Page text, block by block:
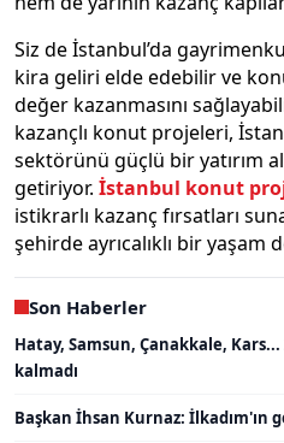
Siz de İstanbul’da
kira geliri elde edebilir ve
değer kazanmasını
kazançlı konut projeleri,
sektörünü güçlü bir yatırım
getiriyor. İstanbul konut
istikrarlı kazanç fırsatları
şehirde ayrıcalıklı bir yaşam
Son Haberler
Hatay, Samsun, Çanakkale,
kalmadı
Başkan İhsan Kurnaz: İlkadım'ın